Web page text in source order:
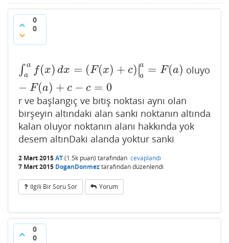
0
0
∫ a
a
f(x) dx = (F(x) + c)∣
∣a
a
= F(a)
− F(a) + c − c = 0
∫aa (x)dx =(F( x)+ c)|aa=F a) −F(a) +c− c=0 oluyo
r ve başlangıç ve bitiş noktası aynı olan
birşeyin altındaki alan sanki noktanın altında
kalan oluyor noktanın alanı hakkında yok
desem altınDaki alanda yoktur sanki
2 Mart 2015AT(1.5k puan) tarafından cevaplandı
7 Mart 2015 DoganDonmeztarafındandüzenlendi
Ilgili Bir Soru Sor Yorum
0
0